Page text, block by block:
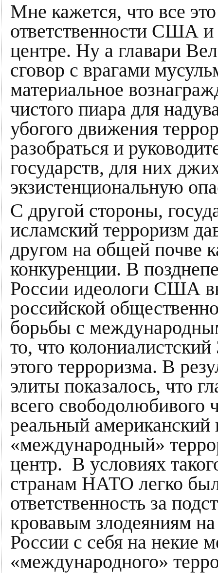
Мне кажется, что все
ответственности США
центре. Ну а главари
сговор с врагами
материальное
чистого пиара для
убогого движения
разобраться и
государств, для них
экзистенциональную
С другой стороны,
исламский терроризм
другом на общей почве
конкуренции. В
России идеологи США
российской
борьбы с
то, что
этого терроризма. В
элиты показалось, что
всего свободолюбивого
реальный
«международный»
центр. В условиях
странам НАТО легко
ответственность за
кровавым злодеяниям
России с себя на некие
«международного»